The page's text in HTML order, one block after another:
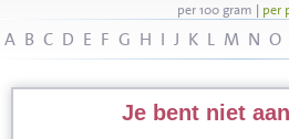
per 100 gram | per
A B C D E F G H I J K L M N O
Je bent niet